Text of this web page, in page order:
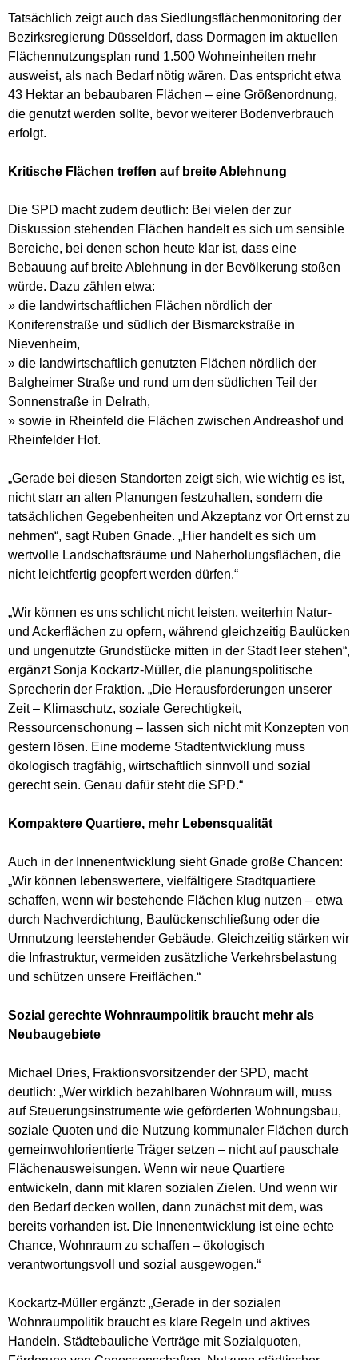
Tatsächlich zeigt auch das Siedlungsflächenmonitoring der
Bezirksregierung Düsseldorf, dass Dormagen im aktuellen
Flächennutzungsplan rund 1.500 Wohneinheiten mehr
ausweist, als nach Bedarf nötig wären. Das entspricht etwa
43 Hektar an bebaubaren Flächen – eine Größenordnung,
die genutzt werden sollte, bevor weiterer Bodenverbrauch
erfolgt.
Kritische Flächen treffen auf breite Ablehnung
Die SPD macht zudem deutlich: Bei vielen der zur
Diskussion stehenden Flächen handelt es sich um sensible
Bereiche, bei denen schon heute klar ist, dass eine
Bebauung auf breite Ablehnung in der Bevölkerung stoßen
würde. Dazu zählen etwa:
» die landwirtschaftlichen Flächen nördlich der
Koniferenstraße und südlich der Bismarckstraße in
Nievenheim,
» die landwirtschaftlich genutzten Flächen nördlich der
Balgheimer Straße und rund um den südlichen Teil der
Sonnenstraße in Delrath,
» sowie in Rheinfeld die Flächen zwischen Andreashof und
Rheinfelder Hof.
„Gerade bei diesen Standorten zeigt sich, wie wichtig es ist,
nicht starr an alten Planungen festzuhalten, sondern die
tatsächlichen Gegebenheiten und Akzeptanz vor Ort ernst zu
nehmen“, sagt Ruben Gnade. „Hier handelt es sich um
wertvolle Landschaftsräume und Naherholungsflächen, die
nicht leichtfertig geopfert werden dürfen.“
„Wir können es uns schlicht nicht leisten, weiterhin Natur-
und Ackerflächen zu opfern, während gleichzeitig Baulücken
und ungenutzte Grundstücke mitten in der Stadt leer stehen“,
ergänzt Sonja Kockartz-Müller, die planungspolitische
Sprecherin der Fraktion. „Die Herausforderungen unserer
Zeit – Klimaschutz, soziale Gerechtigkeit,
Ressourcenschonung – lassen sich nicht mit Konzepten von
gestern lösen. Eine moderne Stadtentwicklung muss
ökologisch tragfähig, wirtschaftlich sinnvoll und sozial
gerecht sein. Genau dafür steht die SPD.“
Kompaktere Quartiere, mehr Lebensqualität
Auch in der Innenentwicklung sieht Gnade große Chancen:
„Wir können lebenswertere, vielfältigere Stadtquartiere
schaffen, wenn wir bestehende Flächen klug nutzen – etwa
durch Nachverdichtung, Baulückenschließung oder die
Umnutzung leerstehender Gebäude. Gleichzeitig stärken wir
die Infrastruktur, vermeiden zusätzliche Verkehrsbelastung
und schützen unsere Freiflächen.“
Sozial gerechte Wohnraumpolitik braucht mehr als
Neubaugebiete
Michael Dries, Fraktionsvorsitzender der SPD, macht
deutlich: „Wer wirklich bezahlbaren Wohnraum will, muss
auf Steuerungsinstrumente wie geförderten Wohnungsbau,
soziale Quoten und die Nutzung kommunaler Flächen durch
gemeinwohlorientierte Träger setzen – nicht auf pauschale
Flächenausweisungen. Wenn wir neue Quartiere
entwickeln, dann mit klaren sozialen Zielen. Und wenn wir
den Bedarf decken wollen, dann zunächst mit dem, was
bereits vorhanden ist. Die Innenentwicklung ist eine echte
Chance, Wohnraum zu schaffen – ökologisch
verantwortungsvoll und sozial ausgewogen.“
Kockartz-Müller ergänzt: „Gerade in der sozialen
Wohnraumpolitik braucht es klare Regeln und aktives
Handeln. Städtebauliche Verträge mit Sozialquoten,